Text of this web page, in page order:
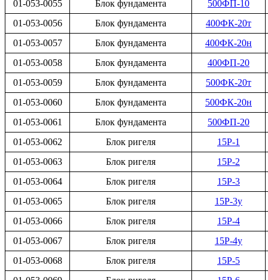
01-053-0055 Блок фундамента
500ФП-10
01-053-0056
Блок фундамента
400ФК-20т
01-053-0057
Блок фундамента
400ФК-20н
01-053-0058
Блок фундамента
400ФП-20
01-053-0059
Блок фундамента
500ФК-20т
01-053-0060
Блок фундамента
500ФК-20н
01-053-0061
Блок фундамента
500ФП-20
01-053-0062
Блок ригеля
15Р-1
01-053-0063
Блок ригеля
15Р-2
01-053-0064
Блок ригеля
15Р-3
01-053-0065
Блок ригеля
15Р-3у
01-053-0066
Блок ригеля
15Р-4
01-053-0067
Блок ригеля
15Р-4у
01-053-0068
Блок ригеля
15Р-5